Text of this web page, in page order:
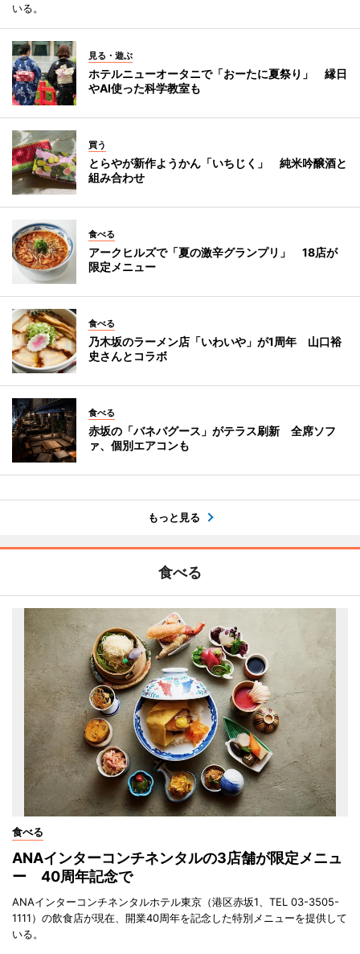
いる。
見る・遊ぶ
ホテルニューオータニで「おーたに夏祭り」 縁日
やAI使った科学教室も
買う
とらやが新作ようかん「いちじく」 純米吟醸酒と
組み合わせ
食べる
アークヒルズで「夏の激辛グランプリ」 18店が
限定メニュー
食べる
乃木坂のラーメン店「いわいや」が1周年 山口裕
史さんとコラボ
食べる
赤坂の「バネバグース」がテラス刷新 全席ソフ
ァ、個別エアコンも
もっと見る
食べる
食べる
ANAインターコンチネンタルの3店舗が限定メニュ
ー 40周年記念で
ANAインターコンチネンタルホテル東京（港区赤坂1、TEL 03-3505-
1111）の飲食店が現在、開業40周年を記念した特別メニューを提供して
いる。